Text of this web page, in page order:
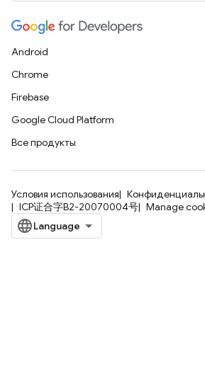
Android
Chrome
Firebase
Google Cloud Platform
Все продукты
Условия использования
ICP证合字B2-20070004号
Manage